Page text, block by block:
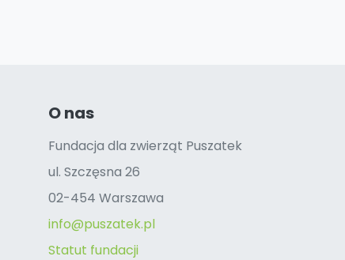
O nas
Fundacja dla zwierząt Puszatek
ul. Szczęsna 26
02-454 Warszawa
info@puszatek.pl
Statut fundacji